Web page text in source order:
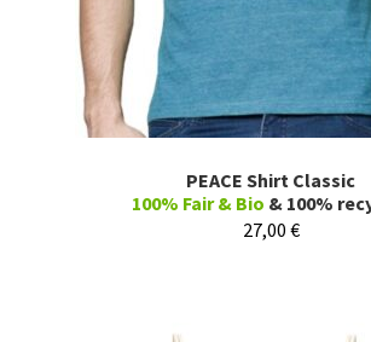
PEACE Shirt Classic
100% Fair & Bio & 100%
27,00 €